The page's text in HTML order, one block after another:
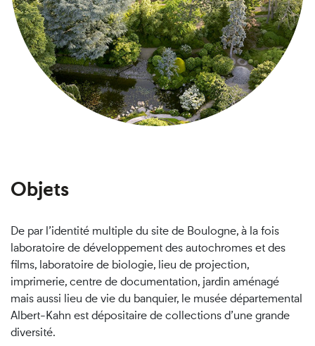
Objets
De par l’identité multiple du site de Boulogne, à la fois
laboratoire de développement des autochromes et des
films, laboratoire de biologie, lieu de projection,
imprimerie, centre de documentation, jardin aménagé
mais aussi lieu de vie du banquier, le musée départemental
Albert-Kahn est dépositaire de collections d’une grande
diversité.